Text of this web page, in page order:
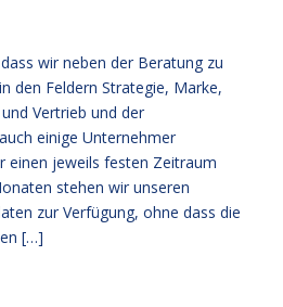
wir neben der Beratung zu
den Feldern Strategie, Marke,
Vertrieb und der
einige Unternehmer
einen jeweils festen Zeitraum
stehen wir unseren
zur Verfügung, ohne dass die
[…]